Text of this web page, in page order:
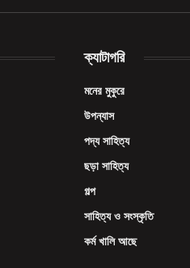
ক্যাটাগরি
মনের মুকুরে
উপন্যাস
পদ্য সাহিত্য
ছড়া সাহিত্য
গল্প
সাহিত্য ও সংস্কৃতি
কর্ম খালি আছে